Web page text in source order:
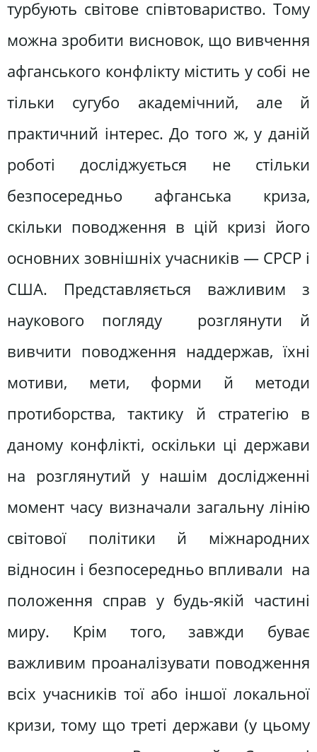
турбують світове співтовариство. Тому
можна зробити висновок, що вивчення
афганського конфлікту містить у собі не
тільки сугубо академічний, але й
практичний інтерес. До того ж, у даній
роботі досліджується не стільки
безпосередньо афганська криза,
скільки поводження в цій кризі його
основних зовнішніх учасників — СРСР і
США. Представляється важливим з
наукового погляду розглянути й
вивчити поводження наддержав, їхні
мотиви, мети, форми й методи
протиборства, тактику й стратегію в
даному конфлікті, оскільки ці держави
на розглянутий у нашім дослідженні
момент часу визначали загальну лінію
світової політики й міжнародних
відносин і безпосередньо впливали на
положення справ у будь-якій частині
миру. Крім того, завжди буває
важливим проаналізувати поводження
всіх учасників тої або іншої локальної
кризи, тому що треті держави (у цьому